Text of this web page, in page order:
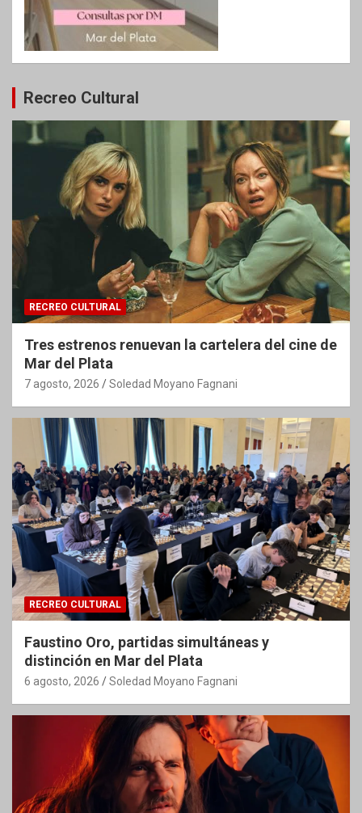
Recreo Cultural
RECREO CULTURAL
Tres estrenos renuevan la cartelera del cine de
Mar del Plata
7 agosto, 2026 Soledad Moyano Fagnani
RECREO CULTURAL
Faustino Oro, partidas simultáneas y
distinción en Mar del Plata
6 agosto, 2026 Soledad Moyano Fagnani